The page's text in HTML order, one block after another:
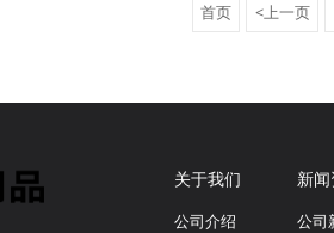
首页 <上一页
关于我们
公司介绍
新
公司